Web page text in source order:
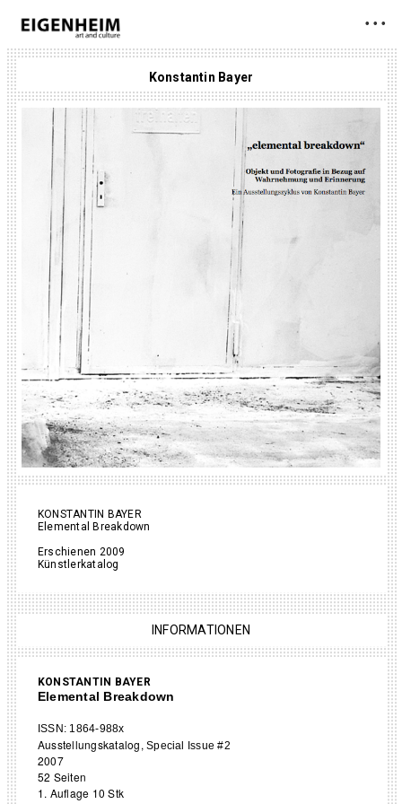
• • •
Konstantin Bayer
KONSTANTIN BAYER
Elemental Breakdown
Erschienen 2009
Künstlerkatalog
INFORMATIONEN
KONSTANTIN BAYER
Elemental Breakdown
ISSN: 1864-988x
Ausstellungskatalog,Special Issue #2
2007
52 Seiten
1. Auflage 10 Stk